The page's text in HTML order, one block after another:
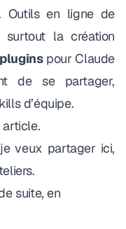
Outils en ligne de
surtout la création
pour Claude
de se partager,
d’équipe.
article.
veux partager ici,
suite, en